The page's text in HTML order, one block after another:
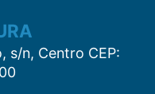
s/n, Centro CEP: